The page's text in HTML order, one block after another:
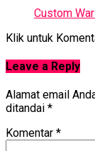
Custom
Klik untuk
Leave a Reply
Alamat email
ditandai *
Komentar *